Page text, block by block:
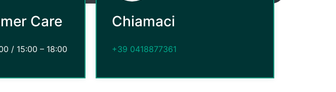
Care
/ 15:00 – 18:00
Chiamaci
+39 0418877361